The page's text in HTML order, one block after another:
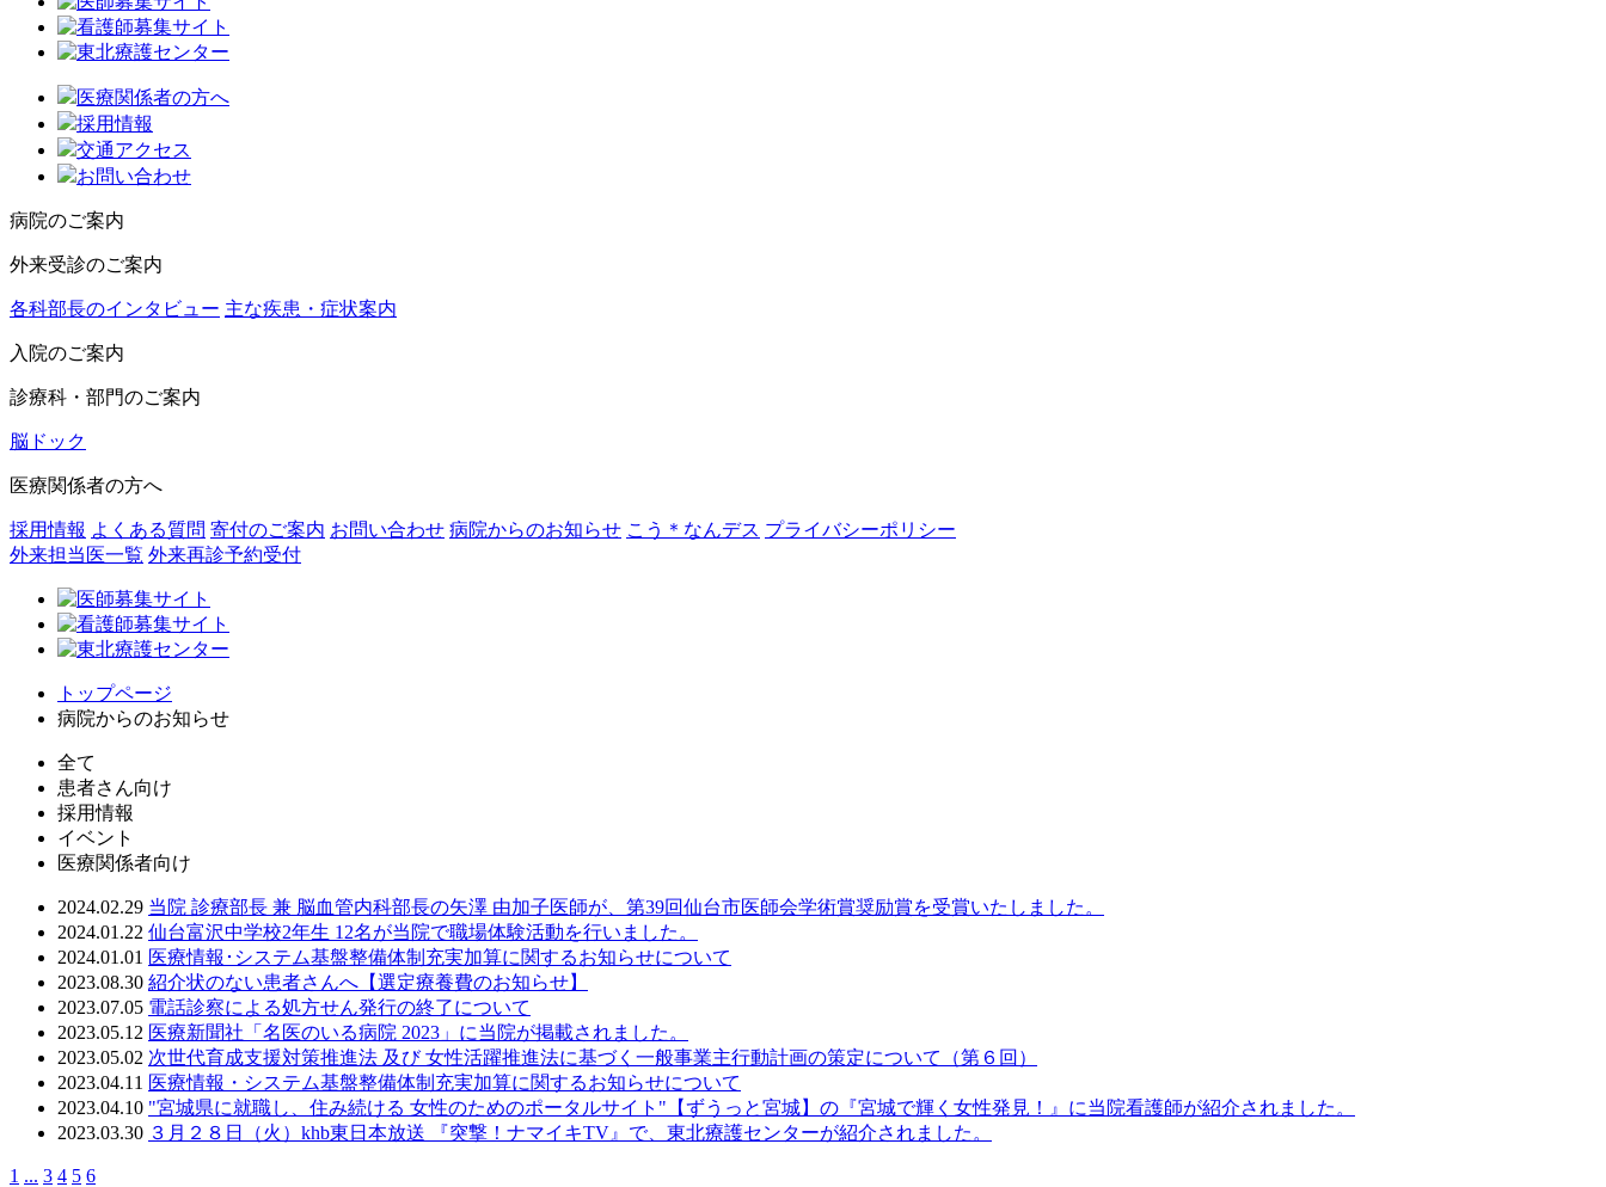
医療関係者の方へ
採用情報
交通アクセス
お問い合わせ
病院のご案内
外来受診のご案内
各科部長のインタビュー 主な疾患・症状案内
入院のご案内
診療科・部門のご案内
脳ドック
医療関係者の方へ
採用情報 よくある質問 寄付のご案内 お問い合わせ 病院からのお知らせ こう＊なんデス プライバシーポリシー
外来担当医一覧 外来再診予約受付
トップページ
病院からのお知らせ
全て
患者さん向け
採用情報
イベント
医療関係者向け
2024.02.29 当院 診療部長 兼 脳血管内科部長の矢澤 由加子医師が、第39回仙台市医師会学術賞奨励賞を受賞いたしました。
2024.01.22 仙台富沢中学校2年生 12名が当院で職場体験活動を行いました。
2024.01.01 医療情報･システム基盤整備体制充実加算に関するお知らせについて
2023.08.30 紹介状のない患者さんへ【選定療養費のお知らせ】
2023.07.05 電話診察による処方せん発行の終了について
2023.05.12 医療新聞社「名医のいる病院 2023」に当院が掲載されました。
2023.05.02 次世代育成支援対策推進法 及び 女性活躍推進法に基づく一般事業主行動計画の策定について（第６回）
2023.04.11 医療情報・システム基盤整備体制充実加算に関するお知らせについて
2023.04.10 "宮城県に就職し、住み続ける 女性のためのポータルサイト"【ずうっと宮城】の『宮城で輝く女性発見！』に当院看護師が紹介されました。
2023.03.30 ３月２８日（火）khb東日本放送 『突撃！ナマイキTV』で、東北療護センターが紹介されました。
1 ... 3 4 5 6